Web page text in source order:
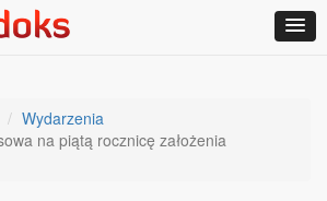
Wydarzenia
na piątą rocznicę założenia